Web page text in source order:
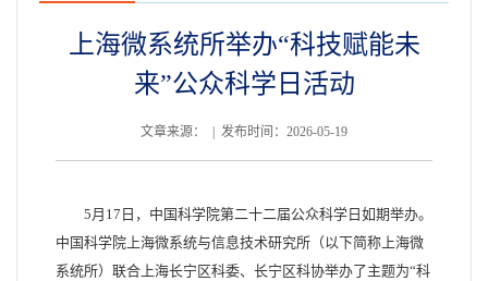
上海微系统所举办“科技赋能未
来”公众科学日活动
文章来源： | 发布时间：2026-05-19
5月17日，中国科学院第二十二届公众科学日如期举办。
中国科学院上海微系统与信息技术研究所（以下简称上海微
系统所）联合上海长宁区科委、长宁区科协举办了主题为“科